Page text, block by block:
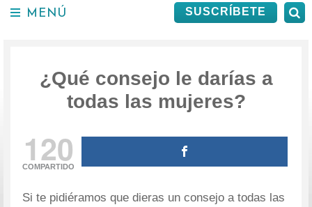
SUSCRÍBETE
MENÚ
¿Qué consejo le darías a
todas las mujeres?
120
COMPARTIDO
Si te pidiéramos que dieras un consejo a todas las